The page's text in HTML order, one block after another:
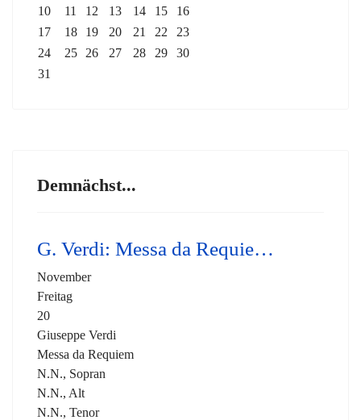
10
11 12 13 14 15
16
17
18 19 20 21 22
23
24
25 26 27 28 29
30
31
Demnächst...
G. Verdi: Messa da Requie…
November
Freitag
20
Giuseppe Verdi
Messa da Requiem
N.N., Sopran
N.N., Alt
N.N., Tenor